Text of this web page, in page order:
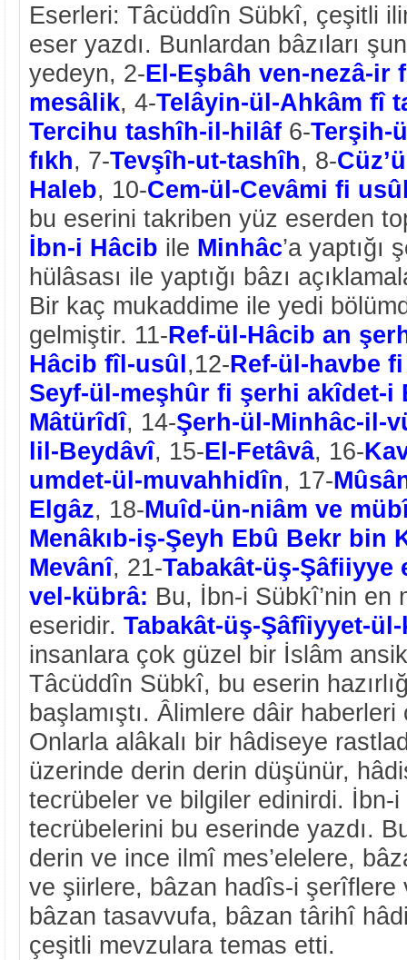
Eserleri: Tâcüddîn Sübkî, çeşitli
eser yazdı. Bunlardan bâzıları
yedeyn, 2-El-Eşbâh ven-nezâ-ir
mesâlik, 4-Telâyin-ül-Ahkâm fî
Tercihu tashîh-il-hilâf 6-Terşih-
fıkh, 7-Tevşîh-ut-tashîh, 8-
Haleb, 10-Cem-ül-Cevâmi fi
bu eserini takriben yüz eserden
İbn-i Hâcib ile Minhâc’a yaptığı
hülâsası ile yaptığı bâzı
Bir kaç mukaddime ile yedi
gelmiştir. 11-Ref-ül-Hâcib an
Hâcib fîl-usûl,12-Ref-ül-havbe
Seyf-ül-meşhûr fi şerhi akîdet-i
Mâtürîdî, 14-Şerh-ül-Minhâc-il-
lil-Beydâvî, 15-El-Fetâvâ, 16-
umdet-ül-muvahhidîn, 17-
Elgâz, 18-Muîd-ün-niâm ve
Menâkıb-iş-Şeyh Ebû Bekr bin
Mevânî, 21-Tabakât-üş-Şâfiiyye
vel-kübrâ: Bu, İbn-i Sübkî’nin en
eseridir. Tabakât-üş-Şâfîiyyet-
insanlara çok güzel bir İslâm
Tâcüddîn Sübkî, bu eserin
başlamıştı. Âlimlere dâir
Onlarla alâkalı bir hâdiseye
üzerinde derin derin düşünür,
tecrübeler ve bilgiler edinirdi. İbn-
tecrübelerini bu eserinde yazdı.
derin ve ince ilmî mes’elelere,
ve şiirlere, bâzan hadîs-i şerîflere
bâzan tasavvufa, bâzan târihî
çeşitli mevzulara temas etti.